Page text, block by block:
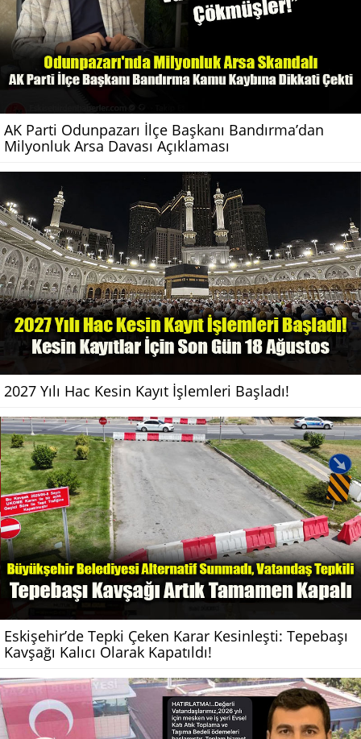
AK Parti Odunpazarı İlçe Başkanı Bandırma’dan
Milyonluk Arsa Davası Açıklaması
2027 Yılı Hac Kesin Kayıt İşlemleri Başladı!
Eskişehir’de Tepki Çeken Karar Kesinleşti: Tepebaşı
Kavşağı Kalıcı Olarak Kapatıldı!